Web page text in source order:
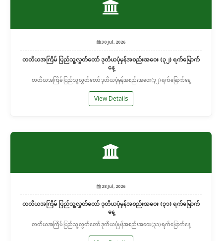
30 Jul, 2026
တတိယအကြိမ် ပြည်သူ့လွှတ်တော် ဒုတိယပုံမှန်အစည်းအဝေး (၃၂) ရက်မြောက်
နေ့
တတိယအကြိမ် ပြည်သူ့လွှတ်တော် ဒုတိယပုံမှန်အစည်းအဝေး (၃၂) ရက်မြောက်နေ့
View Details
28 Jul, 2026
တတိယအကြိမ် ပြည်သူ့လွှတ်တော် ဒုတိယပုံမှန်အစည်းအဝေး (၃၁) ရက်မြောက်
နေ့
တတိယအကြိမ် ပြည်သူ့လွှတ်တော် ဒုတိယပုံမှန်အစည်းအဝေး (၃၁) ရက်မြောက်နေ့